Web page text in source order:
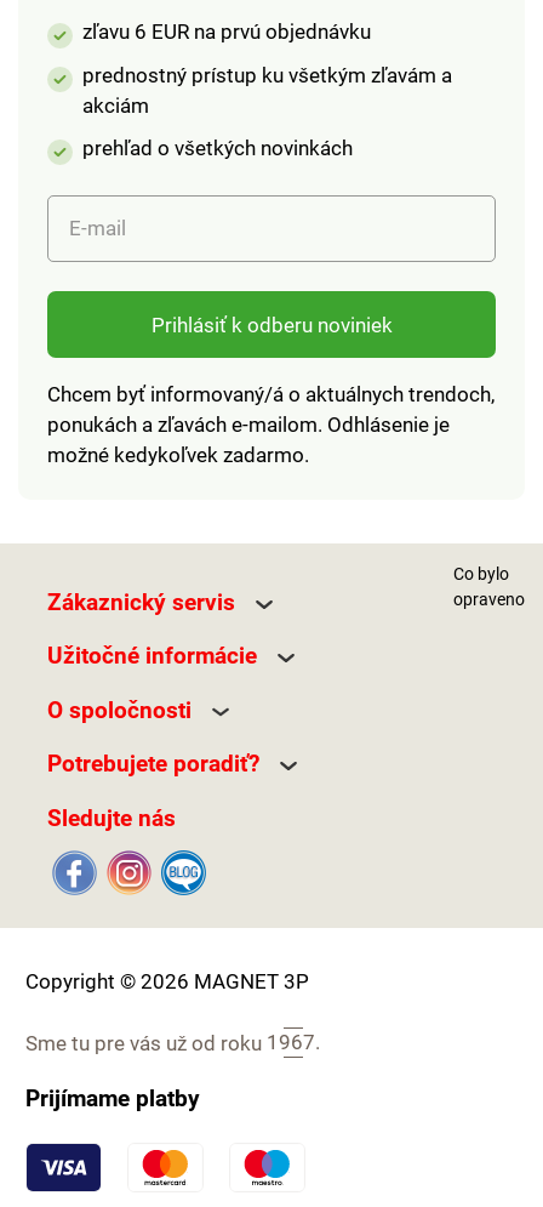
zľavu 6 EUR na prvú objednávku
prednostný prístup ku všetkým zľavám a
akciám
prehľad o všetkých novinkách
E-mail
Prihlásiť k odberu noviniek
Chcem byť informovaný/á o aktuálnych trendoch,
ponukách a zľavách e-mailom. Odhlásenie je
možné kedykoľvek zadarmo.
Zákaznický servis
Užitočné informácie
O spoločnosti
Potrebujete poradiť?
Sledujte nás
Co bylo
opraveno
Copyright © 2026 MAGNET 3P
Sme tu pre vás už od roku 1967.
Prijímame platby